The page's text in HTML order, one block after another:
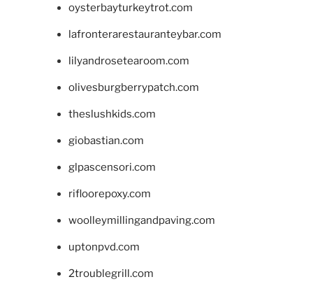
oysterbayturkeytrot.com
lafronterarestauranteybar.com
lilyandrosetearoom.com
olivesburgberrypatch.com
theslushkids.com
giobastian.com
glpascensori.com
rifloorepoxy.com
woolleymillingandpaving.com
uptonpvd.com
2troublegrill.com